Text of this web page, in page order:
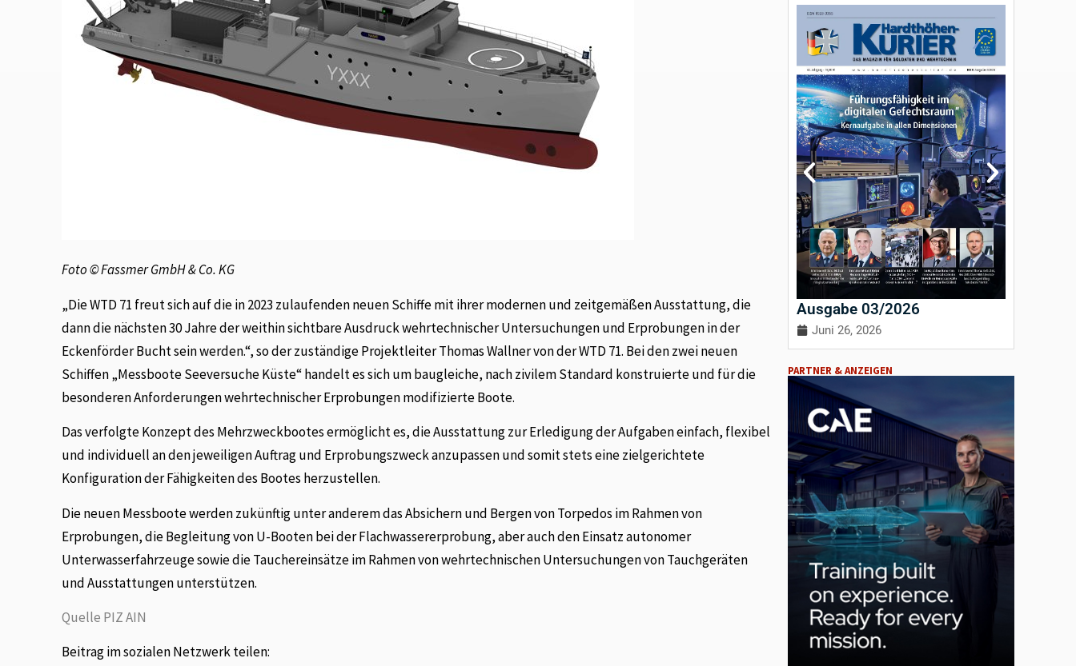
Foto © Fassmer GmbH & Co. KG
„Die WTD 71 freut sich auf die in 2023 zulaufenden neuen Schiffe mit ihrer modernen und zeitgemäßen Ausstattung, die
dann die nächsten 30 Jahre der weithin sichtbare Ausdruck wehrtechnischer Untersuchungen und Erprobungen in der
Eckenförder Bucht sein werden.“, so der zuständige Projektleiter Thomas Wallner von der WTD 71. Bei den zwei neuen
Schiffen „Messboote Seeversuche Küste“ handelt es sich um baugleiche, nach zivilem Standard konstruierte und für die
besonderen Anforderungen wehrtechnischer Erprobungen modifizierte Boote.
Das verfolgte Konzept des Mehrzweckbootes ermöglicht es, die Ausstattung zur Erledigung der Aufgaben einfach, flexibel
und individuell an den jeweiligen Auftrag und Erprobungszweck anzupassen und somit stets eine zielgerichtete
Konfiguration der Fähigkeiten des Bootes herzustellen.
Die neuen Messboote werden zukünftig unter anderem das Absichern und Bergen von Torpedos im Rahmen von
Erprobungen, die Begleitung von U-Booten bei der Flachwassererprobung, aber auch den Einsatz autonomer
Unterwasserfahrzeuge sowie die Tauchereinsätze im Rahmen von wehrtechnischen Untersuchungen von Tauchgeräten
und Ausstattungen unterstützen.
Quelle PIZ AIN
Beitrag im sozialen Netzwerk teilen:
Ausgabe 03/2026
Juni 26, 2026
PARTNER & ANZEIGEN